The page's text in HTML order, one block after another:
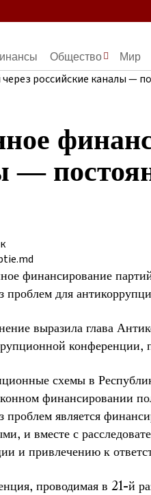
Общество Мир
—
финансирование
проблем для
выразила глава
конференции,
схемы в
финансировании
проблем является
и вместе с
и привлечению к
проводимая в 21-й